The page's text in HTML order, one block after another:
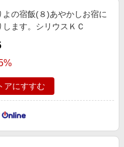
よの宿飯(８)あやかしお宿に
します。シリウスＫＣ
アにすすむ